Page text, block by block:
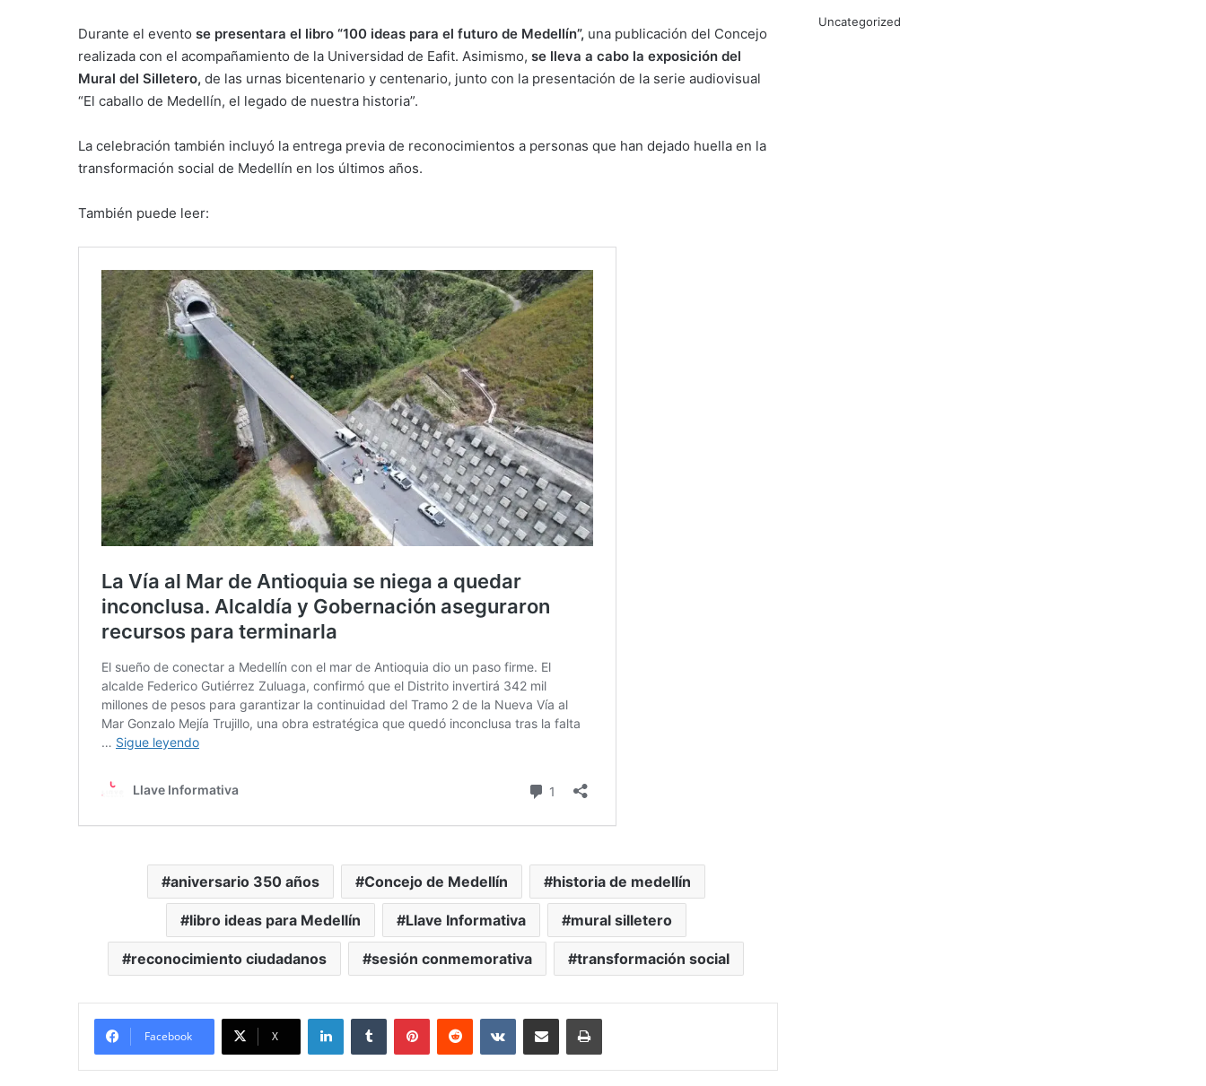
Durante el evento se presentara el libro “100 ideas para el futuro de Medellín”, una publicación del Concejo
realizada con el acompañamiento de la Universidad de Eafit. Asimismo, se lleva a cabo la exposición del
Mural del Silletero, de las urnas bicentenario y centenario, junto con la presentación de la serie audiovisual
“El caballo de Medellín, el legado de nuestra historia”.
La celebración también incluyó la entrega previa de reconocimientos a personas que han dejado huella en la
transformación social de Medellín en los últimos años.
También puede leer:
aniversario 350 años Concejo de Medellín historia de medellín
libro ideas para Medellín Llave Informativa mural silletero
reconocimiento ciudadanos sesión conmemorativa transformación social
Facebook X
LinkedInTumblr PinterestReddit VKontakte
Compartir vía Mail Print
Uncategorized